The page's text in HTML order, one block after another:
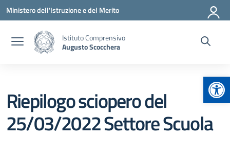
Vai ai contenuti
Vai al menu di navigazione
Vai al footer
Ministero dell'Istruzione e del Merito
Istituto Comprensivo
Augusto Scocchera
Riepilogo sciopero del
25/03/2022 Settore Scuola